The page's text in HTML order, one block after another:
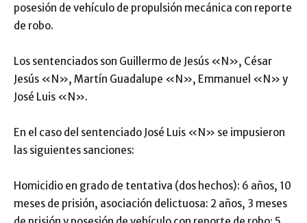
posesión de vehículo de propulsión mecánica con reporte
de robo.
Los sentenciados son Guillermo de Jesús «N», César
Jesús «N», Martín Guadalupe «N», Emmanuel «N» y
José Luis «N».
En el caso del sentenciado José Luis «N» se impusieron
las siguientes sanciones:
Homicidio en grado de tentativa (dos hechos): 6 años, 10
meses de prisión, asociación delictuosa: 2 años, 3 meses